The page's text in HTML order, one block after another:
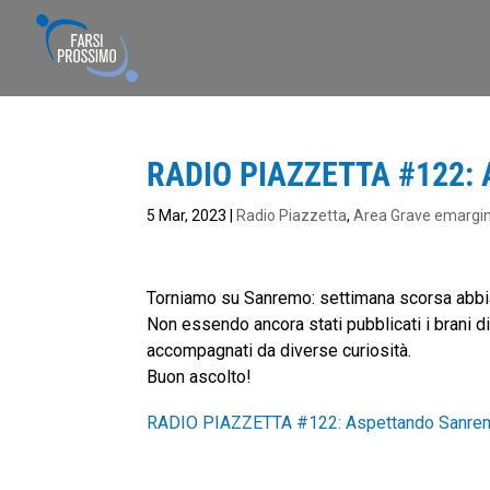
RADIO PIAZZETTA
5 Mar, 2023 Radio Piazzetta,Area Grave
Torniamo su Sanremo: settimana scorsa
Non essendo ancora stati pubblicati i brani
accompagnati da diverse curiosità.
Buon ascolto!
RADIO PIAZZETTA #122: Aspettando